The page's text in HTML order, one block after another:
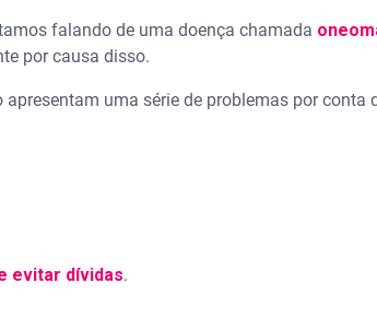
falando de uma doença chamada
por causa disso.
uma série de problemas por conta
evitar dívidas.